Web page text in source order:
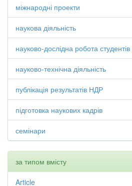
міжнародні проекти
наукова діяльність
науково-дослідна робота студентів
науково-технічна діяльність
публікація результатів НДР
підготовка наукових кадрів
семінари
за типом вмісту
Article